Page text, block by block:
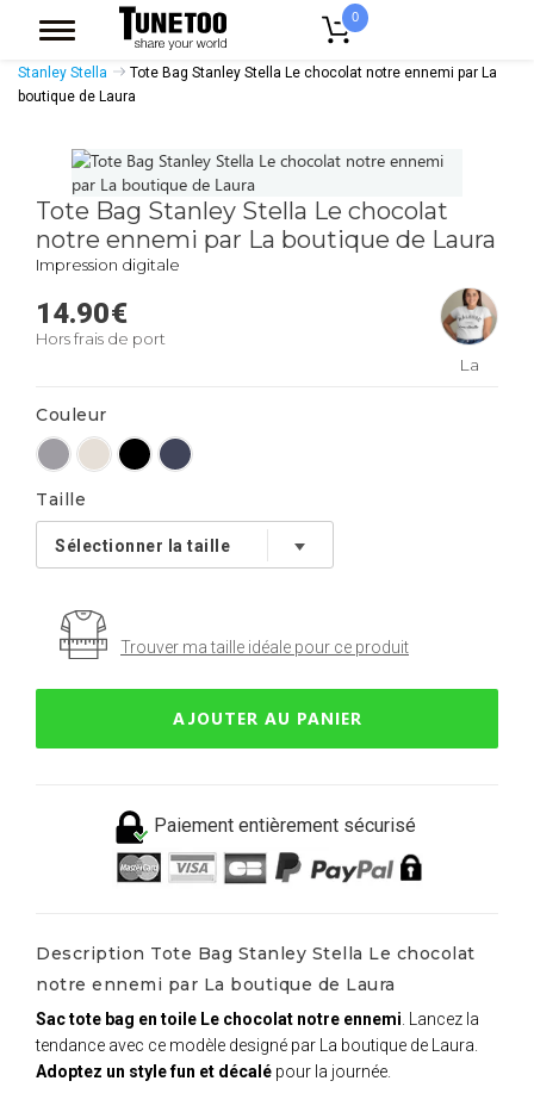
0
Accessoires Casquettes Tote Bags
Stanley Stella
Tote Bag Stanley Stella Le chocolat notre ennemi par La
boutique de Laura
Tote Bag Stanley Stella Le chocolat
notre ennemi par La boutique de Laura
Impression digitale
14.90€
Hors frais de port
La
Couleur
Taille
Trouver ma taille idéale pour ce produit
AJOUTER AU PANIER
Paiement entièrement sécurisé
Description Tote Bag Stanley Stella Le chocolat
notre ennemi par La boutique de Laura
Sac tote bag en toile Le chocolat notre ennemi . Lancez la
tendance avec ce modèle designé par La boutique de Laura.
Adoptez un style fun et décalé pour la journée.